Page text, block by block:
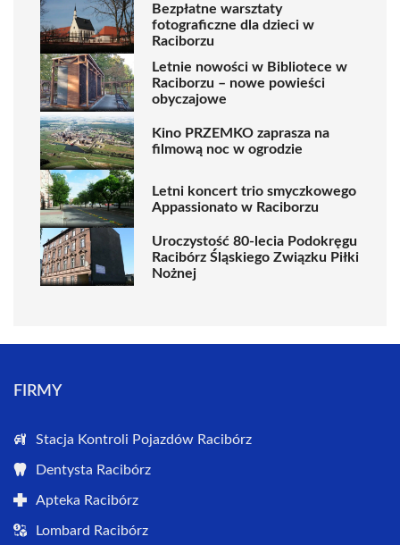
Bezpłatne warsztaty
fotograficzne dla dzieci w
Raciborzu
Letnie nowości w Bibliotece w
Raciborzu – nowe powieści
obyczajowe
Kino PRZEMKO zaprasza na
filmową noc w ogrodzie
Letni koncert trio smyczkowego
Appassionato w Raciborzu
Uroczystość 80-lecia Podokręgu
Racibórz Śląskiego Związku Piłki
Nożnej
FIRMY
Stacja Kontroli Pojazdów Racibórz
Dentysta Racibórz
Apteka Racibórz
Lombard Racibórz